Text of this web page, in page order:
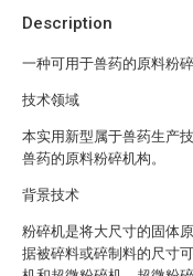
Description
一种可用于兽药的原料粉
技术领域
本实用新型属于兽药生产
兽药的原料粉碎机构。
背景技术
粉碎机是将大尺寸的固体
据被碎料或碎制料的尺寸